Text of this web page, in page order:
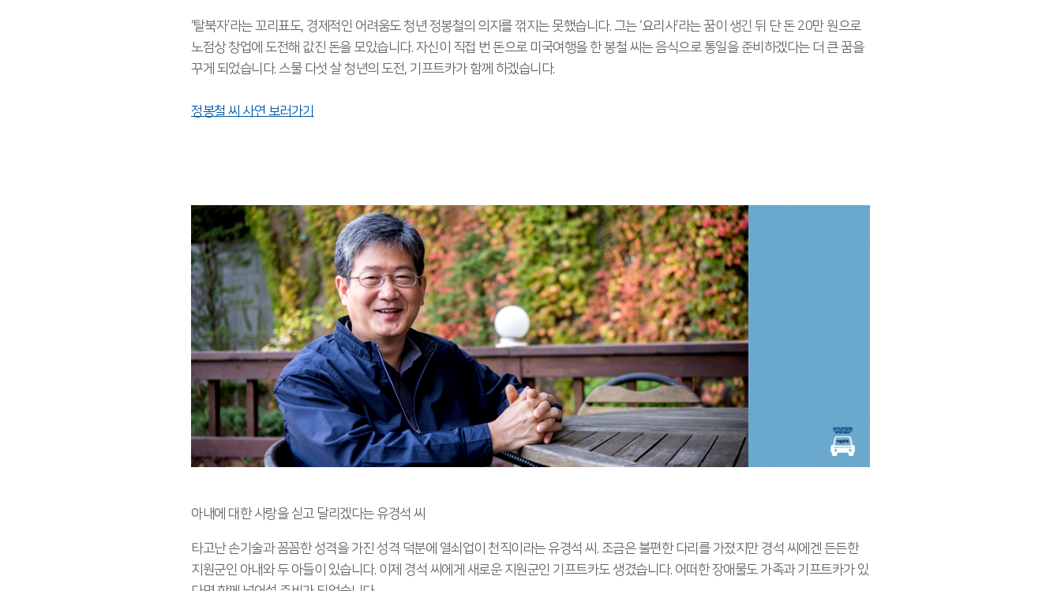
‘탈북자’라는 꼬리표도, 경제적인 어려움도 청년 정봉철의 의지를 꺾지는 못했습니다. 그는 ‘요리사’라는 꿈이 생긴 뒤 단 돈 20만 원으로
노점상 창업에 도전해 값진 돈을 모았습니다. 자신이 직접 번 돈으로 미국여행을 한 봉철 씨는 음식으로 통일을 준비하겠다는 더 큰 꿈을
꾸게 되었습니다. 스물 다섯 살 청년의 도전, 기프트카가 함께 하겠습니다.
정봉철 씨 사연 보러가기
아내에 대한 사랑을 싣고 달리겠다는 유경석 씨
타고난 손기술과 꼼꼼한 성격을 가진 성격 덕분에 열쇠업이 천직이라는 유경석 씨. 조금은 불편한 다리를 가졌지만 경석 씨에겐 든든한
지원군인 아내와 두 아들이 있습니다. 이제 경석 씨에게 새로운 지원군인 기프트카도 생겼습니다. 어떠한 장애물도 가족과 기프트카가 있